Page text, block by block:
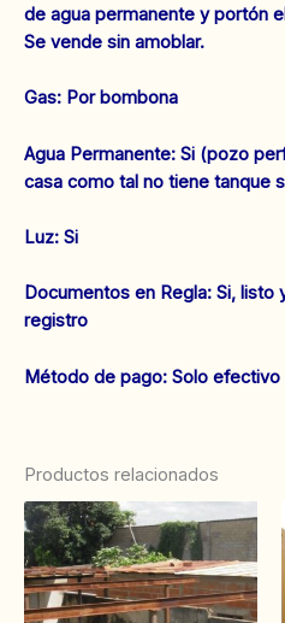
de agua permanente y portón
Se vende sin amoblar.
Gas: Por bombona
Agua Permanente: Si (pozo
casa como tal no tiene tanque
‌Luz: Si
‌‌Documentos en Regla: Si, listo
registro
Método de pago: Solo efectivo
Productos relacionados